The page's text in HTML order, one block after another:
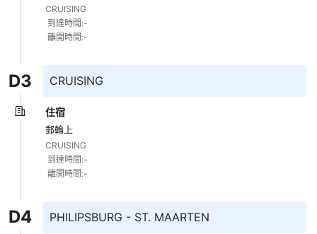
CRUISING
離開時間:-
D3 CRUISING
住宿
郵輪上
CRUISING
離開時間:-
D4 PHILIPSBURG - ST. MAARTEN